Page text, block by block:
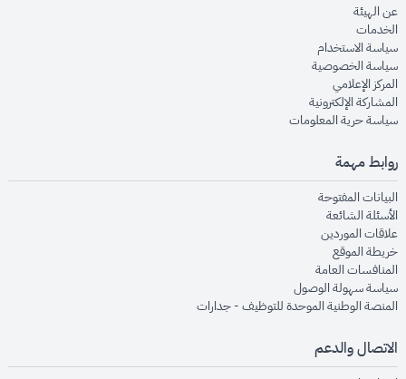
عن الهيئةopens in new window
الخدماتopens in new window
سياسة الاستخدام
سياسة الخصوصيةopens in new window
المركز الإعلاميopens in new window
المشاركة الإلكترونيةopens in new window
سياسة حرية المعلوماتopens in new window
روابط مهمة
البيانات المفتوحةopens in new window
الأسئلة الشائعةopens in new window
علاقات الموردينopens in new window
خريطة الموقعopens in new window
المنافسات العامةopens in new window
سياسة سهولة الوصولopens in new window
المنصة الوطنية الموحدة للتوظيف - جداراتopens in new window
الاتصال والدعم